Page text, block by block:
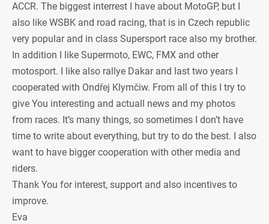
ACCR. The biggest interrest I have about MotoGP, but I
also like WSBK and road racing, that is in Czech republic
very popular and in class Supersport race also my brother.
In addition I like Supermoto, EWC, FMX and other
motosport. I like also rallye Dakar and last two years I
cooperated with Ondřej Klymčiw. From all of this I try to
give You interesting and actuall news and my photos
from races. It’s many things, so sometimes I don’t have
time to write about everything, but try to do the best. I also
want to have bigger cooperation with other media and
riders.
Thank You for interest, support and also incentives to
improve.
Eva